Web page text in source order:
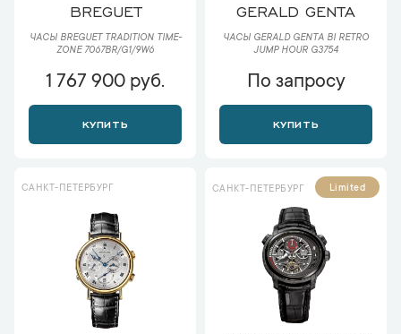
BREGUET
ЧАСЫ BREGUET TRADITION TIME-
ZONE 7067BR/G1/9W6
1 767 900 руб.
КУПИТЬ
GERALD GENTA
ЧАСЫ GERALD GENTA BI RETRO
JUMP HOUR G3754
По запросу
КУПИТЬ
САНКТ-ПЕТЕРБУРГ САНКТ-ПЕТЕРБУРГ Limited